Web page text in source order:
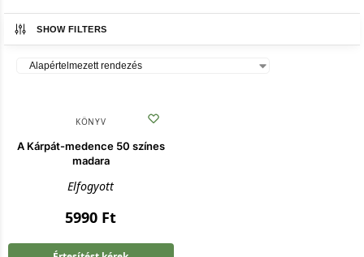
SHOW FILTERS
KÖNYV
A Kárpát-medence 50 színes
madara
Elfogyott
5990 Ft